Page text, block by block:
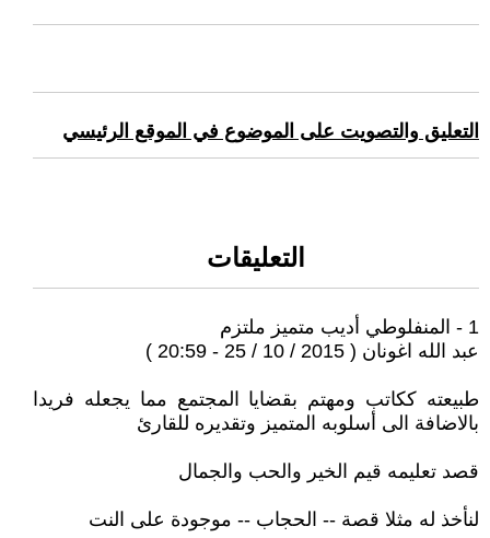
التعليق والتصويت على الموضوع في الموقع الرئيسي
التعليقات
1 - المنفلوطي أديب متميز ملتزم
عبد الله اغونان ( 2015 / 10 / 25 - 20:59 )
طبيعته ككاتب ومهتم بقضايا المجتمع مما يجعله فريدا
بالاضافة الى أسلوبه المتميز وتقديره للقارئ
قصد تعليمه قيم الخير والحب والجمال
لنأخذ له مثلا قصة -- الحجاب -- موجودة على النت